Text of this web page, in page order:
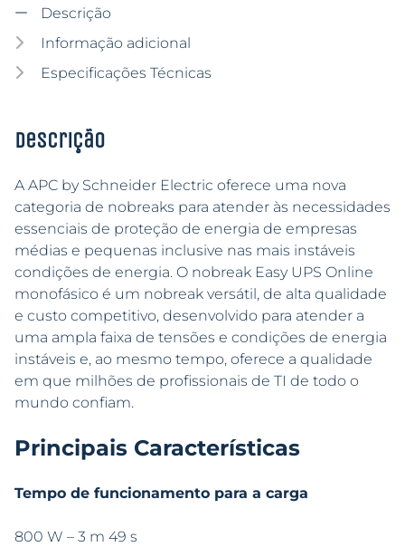
Descrição
Informação adicional
Especificações Técnicas
Descrição
A APC by Schneider Electric oferece uma nova
categoria de nobreaks para atender às necessidades
essenciais de proteção de energia de empresas
médias e pequenas inclusive nas mais instáveis
condições de energia. O nobreak Easy UPS Online
monofásico é um nobreak versátil, de alta qualidade
e custo competitivo, desenvolvido para atender a
uma ampla faixa de tensões e condições de energia
instáveis e, ao mesmo tempo, oferece a qualidade
em que milhões de profissionais de TI de todo o
mundo confiam.
Principais Características
Tempo de funcionamento para a carga
800 W – 3 m 49 s